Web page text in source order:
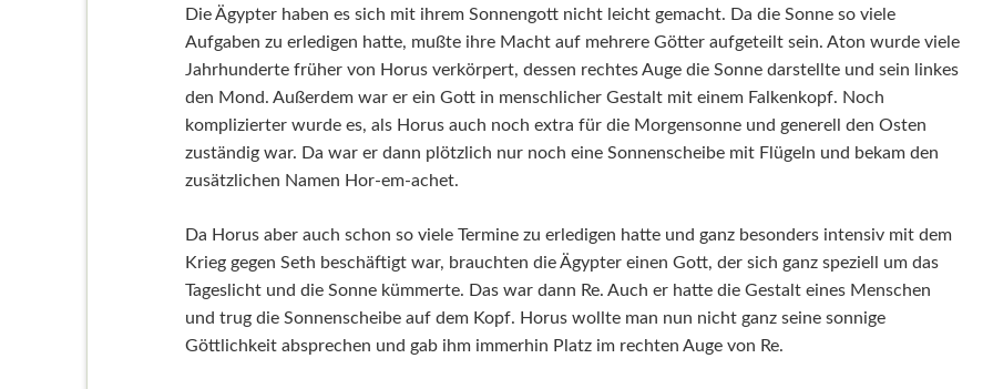
Die Ägypter haben es sich mit ihrem Sonnengott nicht leicht gemacht. Da die Sonne so viele
Aufgaben zu erledigen hatte, mußte ihre Macht auf mehrere Götter aufgeteilt sein. Aton wurde viele
Jahrhunderte früher von Horus verkörpert, dessen rechtes Auge die Sonne darstellte und sein linkes
den Mond. Außerdem war er ein Gott in menschlicher Gestalt mit einem Falkenkopf. Noch
komplizierter wurde es, als Horus auch noch extra für die Morgensonne und generell den Osten
zuständig war. Da war er dann plötzlich nur noch eine Sonnenscheibe mit Flügeln und bekam den
zusätzlichen Namen Hor-em-achet.
Da Horus aber auch schon so viele Termine zu erledigen hatte und ganz besonders intensiv mit dem
Krieg gegen Seth beschäftigt war, brauchten die Ägypter einen Gott, der sich ganz speziell um das
Tageslicht und die Sonne kümmerte. Das war dann Re. Auch er hatte die Gestalt eines Menschen
und trug die Sonnenscheibe auf dem Kopf. Horus wollte man nun nicht ganz seine sonnige
Göttlichkeit absprechen und gab ihm immerhin Platz im rechten Auge von Re.